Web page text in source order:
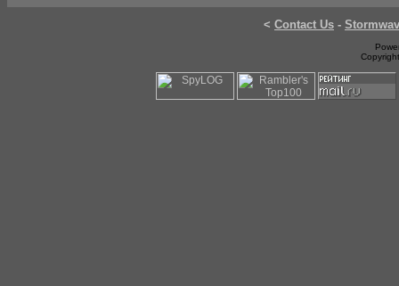
< Contact Us -